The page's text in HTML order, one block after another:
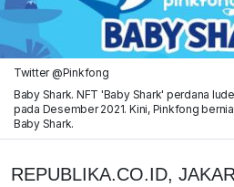
Twitter @Pinkfong
Baby Shark. NFT 'Baby Shark' perdana
pada Desember 2021. Kini, Pinkfong
Baby Shark.
REPUBLIKA.CO.ID,